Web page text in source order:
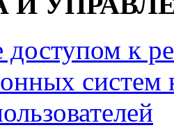
доступом к
систем